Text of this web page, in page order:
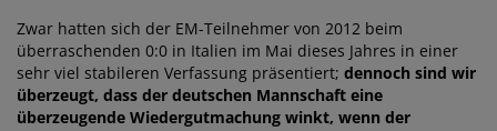
Zwar hatten sich der EM-Teilnehmer von 2012 beim
überraschenden 0:0 in Italien im Mai dieses Jahres in einer
sehr viel stabileren Verfassung präsentiert; dennoch sind wir
überzeugt, dass der deutschen Mannschaft eine
überzeugende Wiedergutmachung winkt, wenn der